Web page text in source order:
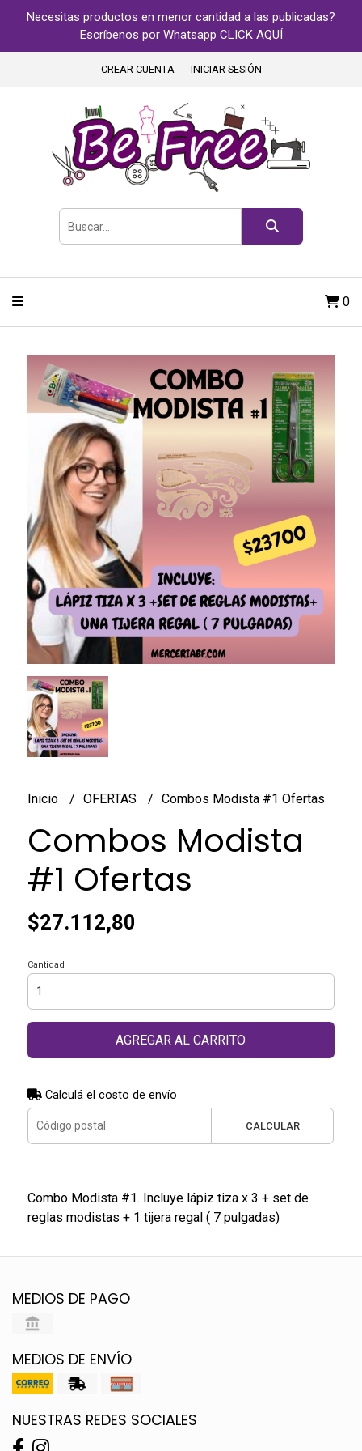
Necesitas productos en menor cantidad a las publicadas?
Escríbenos por Whatsapp CLICK AQUÍ
CREAR CUENTA INICIAR SESIÓN
0
Inicio OFERTAS Combos Modista #1 Ofertas
Combos Modista
#1 Ofertas
$27.112,80
Cantidad
AGREGAR AL CARRITO
Calculá el costo de envío
CALCULAR
Combo Modista #1. Incluye lápiz tiza x 3 + set de
reglas modistas + 1 tijera regal ( 7 pulgadas)
MEDIOS DE PAGO
MEDIOS DE ENVÍO
NUESTRAS REDES SOCIALES